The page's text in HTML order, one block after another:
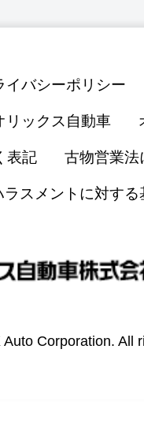
イバシーポリシー
リックス自動車
表記 古物営業法
ラスメントに対する
Corporation. All